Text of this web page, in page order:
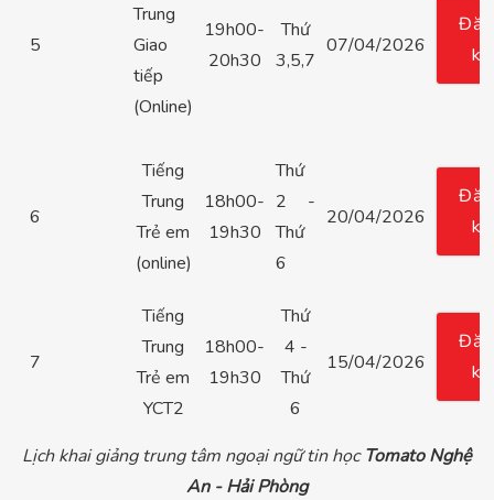
5
Trung
Giao
tiếp
(Online)
19h00-
20h30
Thứ
3,5,7
07/04/2026
ký
6
Tiếng
Trung
Trẻ em
(online)
18h00-
19h30
Thứ
2 -
Thứ
6
20/04/2026
ký
7
Tiếng
Trung
Trẻ em
YCT2
18h00-
19h30
Thứ
4 -
Thứ
6
15/04/2026
ký
Lịch khai giảng trung tâm ngoại ngữ tin họcTomato Nghệ
An - Hải Phòng